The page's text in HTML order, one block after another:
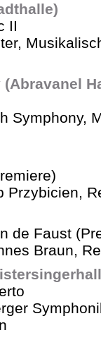
II
Symphony,
Przybicien,
de Faust
Braun,